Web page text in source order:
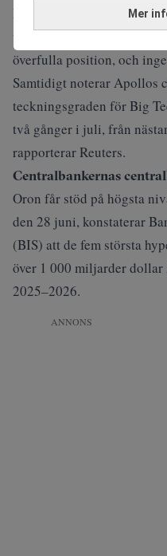
Mer
Bank of Americas
visade att 82 procent såg
överfulla position, och
Samtidigt noterar Apollos
teckningsgraden för Big
två gånger i juli, från
rapporterarReuters.
Centralbankernas
Oron får stöd på högsta
den 28 juni, konstaterar
(BIS) att de fem största
över 1 000 miljarder
2025–2026.
ANNONS